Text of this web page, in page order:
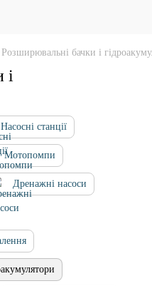
Розширювальні бачки і
і
Насосні станції
Мотопомпи
Дренажні насоси